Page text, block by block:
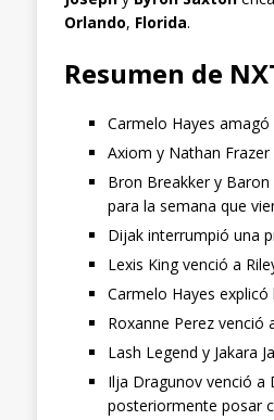
Orlando, Florida.
Resumen de
Carmelo Hayes
Axiom y Nathan
Bron Breakker y
para la semana que
Dijak interrumpió una
Lexis King venció a
Carmelo Hayes
Roxanne Perez venció
Lash Legend y Jakara
Ilja Dragunov venció a
posteriormente posar